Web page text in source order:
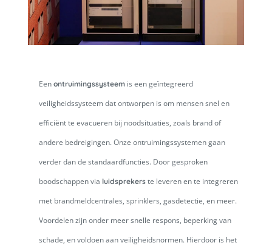
Eenontruimingssysteem is een geïntegreerd
veiligheidssysteem dat ontworpen is om mensen snel en
efficiënt te evacueren bij noodsituaties, zoals brand of
andere bedreigingen. Onze ontruimingssystemen gaan
verder dan de standaardfuncties. Door gesproken
boodschappen via luidsprekers te leveren en te integreren
met brandmeldcentrales, sprinklers, gasdetectie, en meer.
Voordelen zijn onder meer snelle respons, beperking van
schade, en voldoen aan veiligheidsnormen. Hierdoor is het